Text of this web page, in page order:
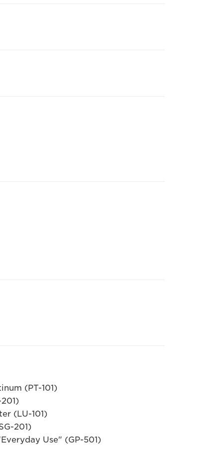
(PT-101)
(LU-101)
201)
Use" (GP-501)